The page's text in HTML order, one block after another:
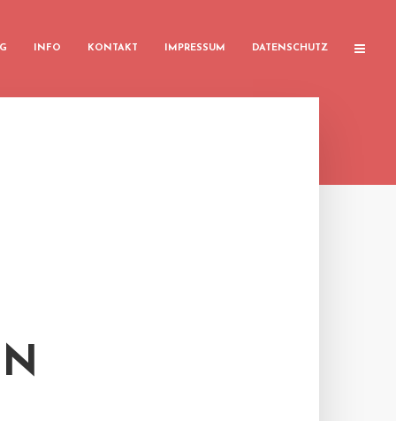
INFO KONTAKT IMPRESSUM DATENSCHUTZ